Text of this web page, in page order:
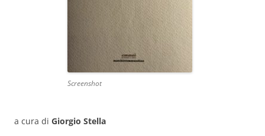
Screenshot
a cura di Giorgio Stella